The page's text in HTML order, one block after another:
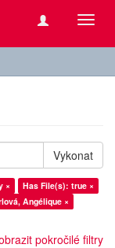
Vykonat
×
Has File(s): true ×
Angélique ×
pokročilé filtry